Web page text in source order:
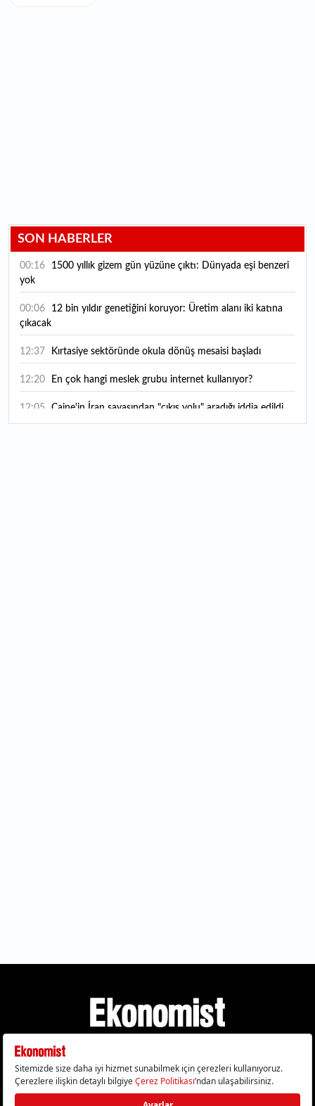
SON HABERLER
00:16
yok
00:06
çıkacak
12:37 Kırtasiye sektöründe okula dönüş mesaisi başladı
12:20 En çok hangi meslek grubu internet kullanıyor?
12:05 Caine'in İran savaşından "çıkış yolu" aradığı iddia edildi
Gizlilik Politikası Çerez Politikası Çerezleri Sıfırla
KVKK Metni Künye İletişim